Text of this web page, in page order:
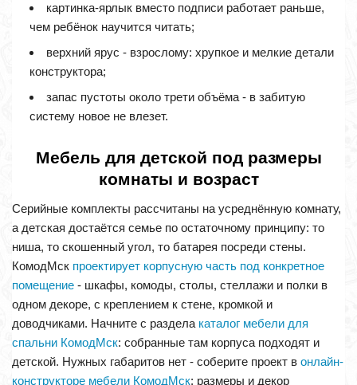
картинка-ярлык вместо подписи работает раньше,
чем ребёнок научится читать;
верхний ярус - взрослому: хрупкое и мелкие детали
конструктора;
запас пустоты около трети объёма - в забитую
систему новое не влезет.
Мебель для детской под размеры
комнаты и возраст
Серийные комплекты рассчитаны на усреднённую комнату,
а детская достаётся семье по остаточному принципу: то
ниша, то скошенный угол, то батарея посреди стены.
КомодМск проектирует корпусную часть под конкретное
помещение - шкафы, комоды, столы, стеллажи и полки в
одном декоре, с креплением к стене, кромкой и
доводчиками. Начните с раздела каталог мебели для
спальни КомодМск: собранные там корпуса подходят и
детской. Нужных габаритов нет - соберите проект в онлайн-
конструкторе мебели КомодМск: размеры и декор